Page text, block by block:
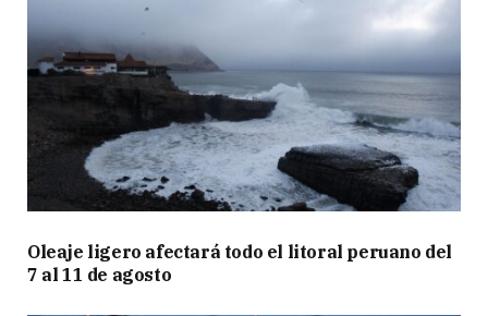
Oleaje ligero afectará todo el litoral peruano del
7 al 11 de agosto